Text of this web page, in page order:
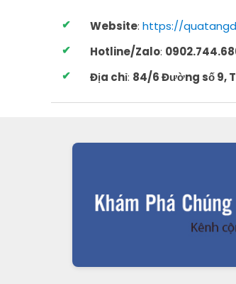
Website: https://
Hotline/Zalo:
Địa chỉ: 84/6 Đường số 9,